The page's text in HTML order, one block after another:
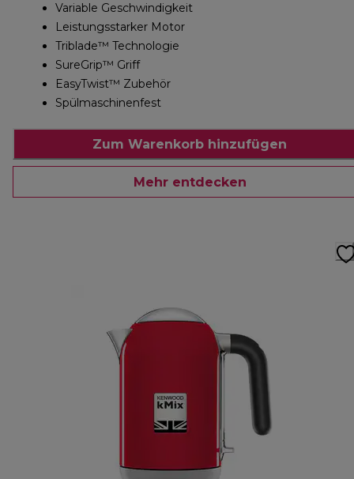
Variable Geschwindigkeit
Leistungsstarker Motor
Triblade™ Technologie
SureGrip™ Griff
EasyTwist™ Zubehör
Spülmaschinenfest
Zum Warenkorb hinzufügen
Mehr entdecken